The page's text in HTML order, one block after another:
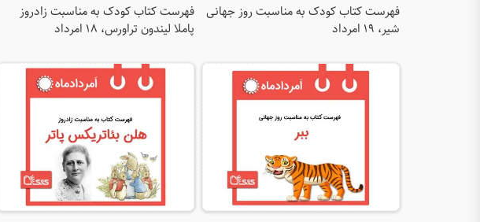
فهرست کتاب کودک به مناسبت روز جهانی
شیر، ۱۹ امرداد
فهرست کتاب کودک به مناسبت زادروز
پاملا لیندون تراورس، ۱۸ امرداد